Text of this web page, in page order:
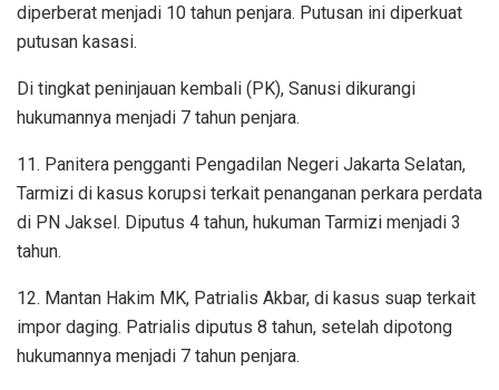
diperberat menjadi 10 tahun penjara. Putusan ini diperkuat
putusan kasasi.
Di tingkat peninjauan kembali (PK), Sanusi dikurangi
hukumannya menjadi 7 tahun penjara.
11. Panitera pengganti Pengadilan Negeri Jakarta Selatan,
Tarmizi di kasus korupsi terkait penanganan perkara perdata
di PN Jaksel. Diputus 4 tahun, hukuman Tarmizi menjadi 3
tahun.
12. Mantan Hakim MK, Patrialis Akbar, di kasus suap terkait
impor daging. Patrialis diputus 8 tahun, setelah dipotong
hukumannya menjadi 7 tahun penjara.